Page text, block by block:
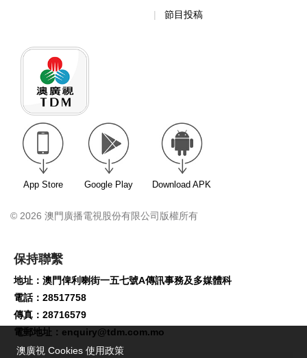
節目投稿
App Store Google Play Download APK
© 2026 澳門廣播電視股份有限公司版權所有
保持聯繫
地址：澳門俾利喇街一五七號A傳訊事務及多媒體科
電話：28517758
傳真：28716579
電郵地址： enquiry@tdm.com.mo
澳廣視 Cookies 使用政策